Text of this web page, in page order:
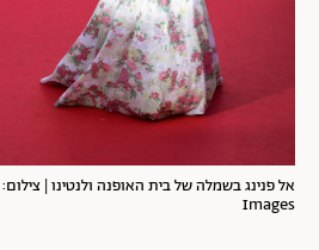
Images